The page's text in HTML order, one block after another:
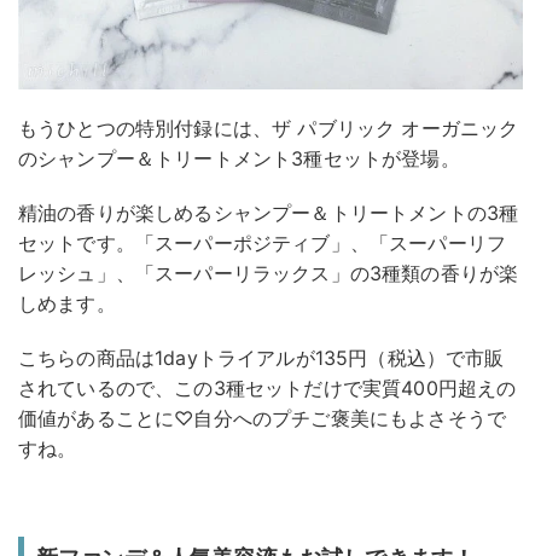
もうひとつの特別付録には、ザ パブリック オーガニック
のシャンプー＆トリートメント3種セットが登場。
精油の香りが楽しめるシャンプー＆トリートメントの3種
セットです。「スーパーポジティブ」、「スーパーリフ
レッシュ」、「スーパーリラックス」の3種類の香りが楽
しめます。
こちらの商品は1dayトライアルが135円（税込）で市販
されているので、この3種セットだけで実質400円超えの
価値があることに♡自分へのプチご褒美にもよさそうで
すね。